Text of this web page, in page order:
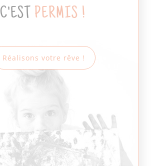
C'EST PERMIS !
Réalisons votre rêve !